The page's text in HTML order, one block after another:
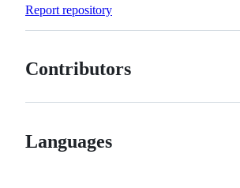
Report repository
Contributors
Languages